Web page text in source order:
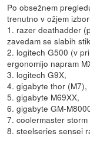
Po obsežnem
trenutno v ožjem
1. razer deathadder
zavedam se slabih
2. logitech G500 (v
ergonomijo napram
3. logitech G9X,
4. gigabyte thor (M7),
5. gigabyte M69XX,
6. gigabyte GM-
7. coolermaster storm
8. steelseries sensei